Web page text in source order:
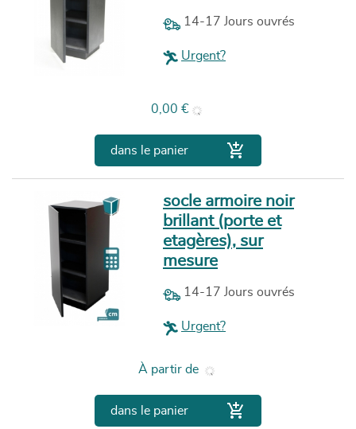
14-17 Jours ouvrés
Urgent?
Prix
0,00 €
dans le panier 
socle armoire noir
brillant (porte et
etagères), sur
mesure
14-17 Jours ouvrés
Urgent?
À partir de Prix
dans le panier 